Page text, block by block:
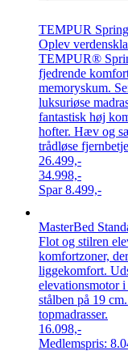
TEMPUR
Oplev
TEMPUR®
fjedrende
memoryskum.
luksuriøse
fantastisk høj
hofter. Hæv og
trådløse
26.499,-
34.998,-
Spar8.499,-
MasterBed
Flot og stilren
komfortzoner,
liggekomfort.
elevationsmotor
stålben på 19
topmadrasser.
16.098,-
Medlemspris: